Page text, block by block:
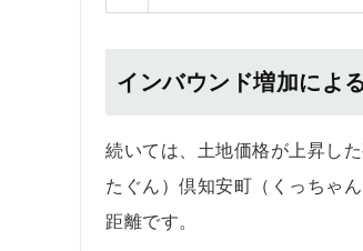
インバウンド増加によ
続いては、土地価格が上昇し
たぐん）倶知安町（くっちゃ
距離です。